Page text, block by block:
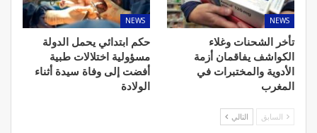
NEWS
تأخر الشحنات وغلاء
الكواشف يفاقمان أزمة
الأدوية والمختبرات في
المغرب
NEWS
حكم ابتدائي يحمل الدولة
مسؤولية اختلالات طبية
أفضت إلى وفاة سيدة أثناء
الولادة
السابق التالي